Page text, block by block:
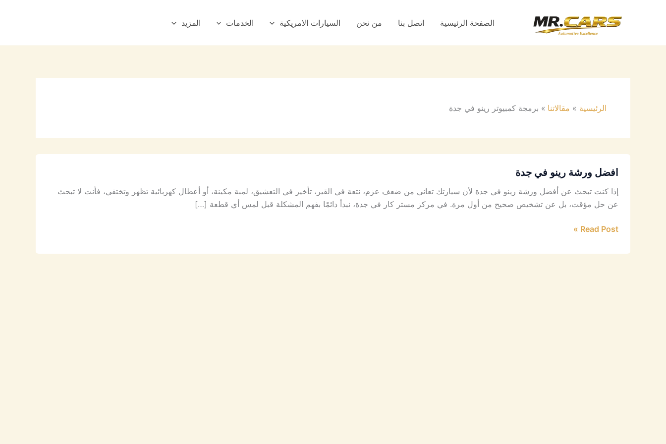
الصفحة الرئيسية اتصل بنا من نحن السيارات الامريكية الخدمات المزيد
الرئيسية مقالاتنا برمجة كمبيوتر رينو في جدة
افضل ورشة رينو في جدة
إذا كنت تبحث عن أفضل ورشة رينو في جدة لأن سيارتك تعاني من ضعف عزم، نتعة في القير، تأخير في التعشيق، لمبة مكينة، أو أعطال كهربائية تظهر وتختفي، فأنت لا تبحث
عن حل مؤقت، بل عن تشخيص صحيح من أول مرة. في مركز مستر كار في جدة، نبدأ دائمًا بفهم المشكلة قبل لمس أي قطعة […]
Read Post »